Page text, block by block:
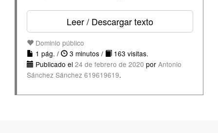
Leer / Descargar texto
Dominio público
1 pág. /
3 minutos /
163 visitas.
Publicado el 24 de febrero de 2020 por Antonio
Sánchez Sánchez 619619619.